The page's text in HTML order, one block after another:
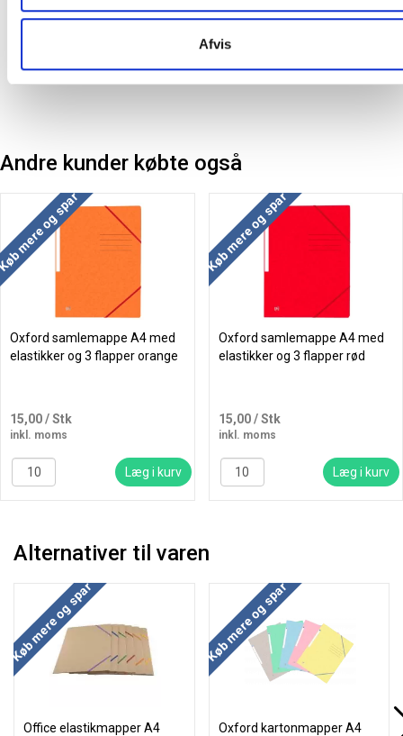
Afvis
Oprindelsesland: Frankrig
Andre kunder købte også
mere og spar
Oxford samlemappe A4 med
elastikker og 3 flapper orange
15,00/ Stk
inkl. moms
Læg i kurv
Køb mere og spar
Oxford samlemappe A4 med
elastikker og 3 flapper rød
15,00/ Stk
inkl. moms
Læg i kurv
Alternativer til varen
Køb mere og spar
Office elastikmapper A4
Køb mere og spar
Oxford kartonmapper A4